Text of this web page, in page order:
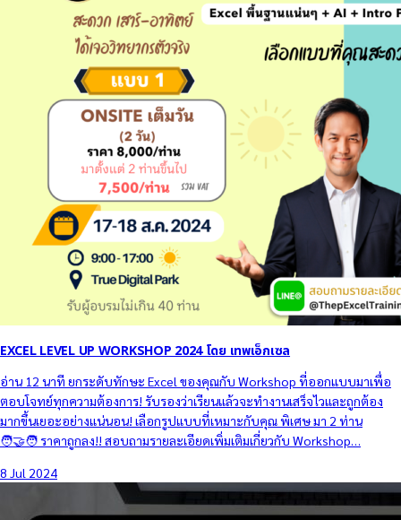
EXCEL LEVEL UP WORKSHOP 2024 โดย เทพเอ็กเซล
อ่าน 12 นาที ยกระดับทักษะ Excel ของคุณกับ Workshop ที่ออกแบบมาเพื่อ
ตอบโจทย์ทุกความต้องการ! รับรองว่าเรียนแล้วจะทำงานเสร็จไวและถูกต้อง
มากขึ้นเยอะอย่างแน่นอน! เลือกรูปแบบที่เหมาะกับคุณ พิเศษ มา 2 ท่าน
🧑‍🤝‍🧑 ราคาถูกลง!! สอบถามรายละเอียดเพิ่มเติมเกี่ยวกับ Workshop…
8 Jul 2024